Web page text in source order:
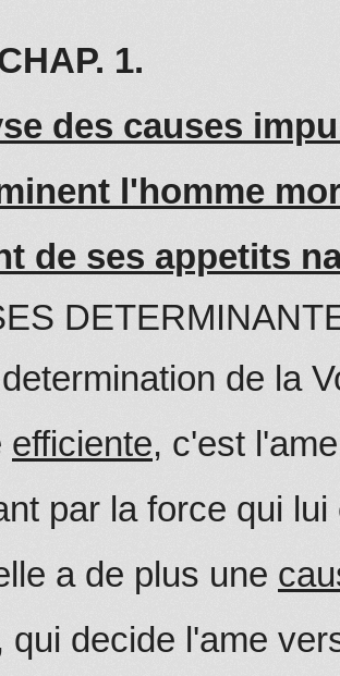
1.
des causes
l'homme
de ses appetits
de la
efficiente, c'est
par la force qui
a de plus une
qui decide l'ame